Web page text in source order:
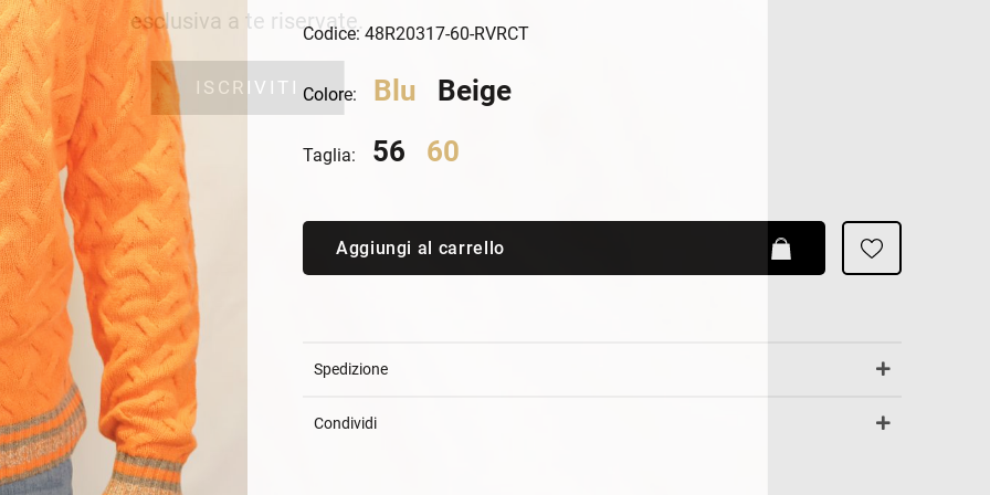
Simmon Cycle jeans
Codice: 48R20317-60-RVRCT
Colore: Blu Beige
Taglia: 56 60
Aggiungi al carrello
Spedizione
Condividi
esclusiva a te riservate.
ISCRIVITI